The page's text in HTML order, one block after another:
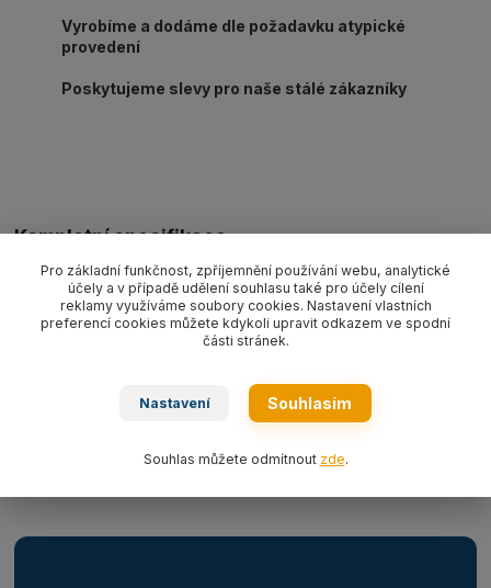
Vyrobíme a dodáme dle požadavku atypické
provedení
Poskytujeme slevy pro naše stálé zákazníky
Kompletní specifikace
Ocelové lano oko-oko pr. 12 mm/délka L dle výběru, nosnost 1
550 kg. Provedení dle EN 13414-1 pozink.
Zboží zařazeno v kategoriích
Lanový 1-závěs oko-oko
Pro základní funkčnost, zpříjemnění používání webu, analytické
účely a v případě udělení souhlasu také pro účely cílení
reklamy využíváme soubory cookies. Nastavení vlastních
preferencí cookies můžete kdykoli upravit odkazem ve spodní
části stránek.
Nastavení Souhlasím
Souhlas můžete odmítnout zde.